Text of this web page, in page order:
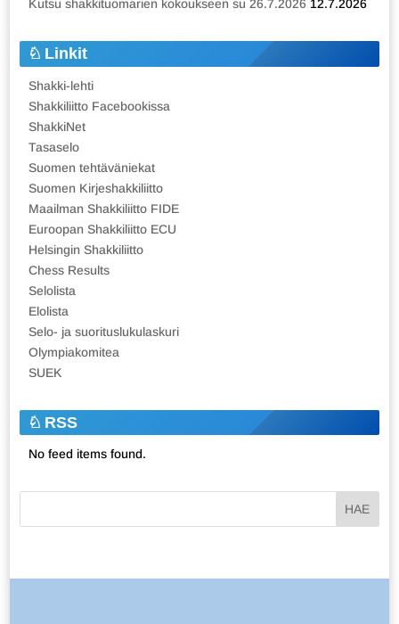
Kutsu shakkituomarien kokoukseen su 26.7.2026 12.7.2026
Linkit
Shakki-lehti
Shakkiliitto Facebookissa
ShakkiNet
Tasaselo
Suomen tehtäväniekat
Suomen Kirjeshakkiliitto
Maailman Shakkiliitto FIDE
Euroopan Shakkiliitto ECU
Helsingin Shakkiliitto
Chess Results
Selolista
Elolista
Selo- ja suorituslukulaskuri
Olympiakomitea
SUEK
RSS
No feed items found.